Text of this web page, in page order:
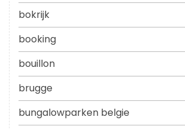
bokrijk
booking
bouillon
brugge
bungalowparken belgie